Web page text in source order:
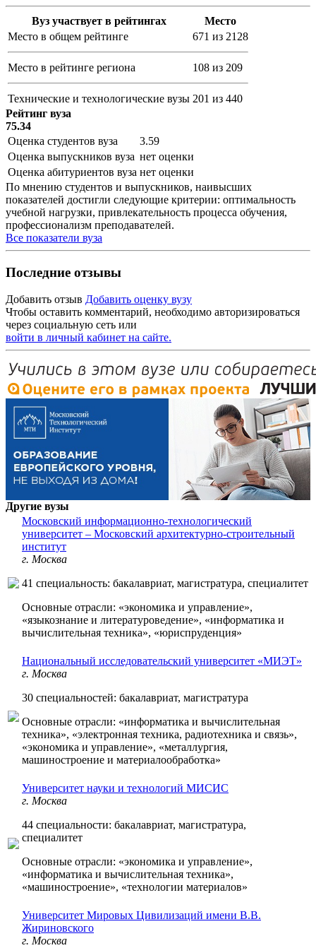
Вуз участвует в рейтингах
Место
Место в общем рейтинге
671 из 2128
Место в рейтинге региона 108 из 209
Технические и технологические вузы 201 из 440
Рейтинг вуза
75.34
Оценка студентов вуза
3.59
Оценка выпускников вуза нет оценки
Оценка абитуриентов вуза нет оценки
По мнению студентов и выпускников, наивысших
показателей достигли следующие критерии: оптимальность
учебной нагрузки, привлекательность процесса обучения,
профессионализм преподавателей.
Все показатели вуза
Последние отзывы
Добавить отзыв Добавить оценку вузу
Чтобы оставить комментарий, необходимо авторизироваться
через социальную сеть или
войти в личный кабинет на сайте.
Другие вузы
Московский информационно-технологический
университет – Московский архитектурно-строительный
институт
г. Москва
41 специальность: бакалавриат, магистратура, специалитет
Основные отрасли: «экономика и управление»,
«языкознание и литературоведение», «информатика и
вычислительная техника», «юриспруденция»
Национальный исследовательский университет «МИЭТ»
г. Москва
30 специальностей: бакалавриат, магистратура
Основные отрасли: «информатика и вычислительная
техника», «электронная техника, радиотехника и связь»,
«экономика и управление», «металлургия,
машиностроение и материалообработка»
Университет науки и технологий МИСИС
г. Москва
44 специальности: бакалавриат, магистратура,
специалитет
Основные отрасли: «экономика и управление»,
«информатика и вычислительная техника»,
«машиностроение», «технологии материалов»
Университет Мировых Цивилизаций имени В.В.
Жириновского
г. Москва